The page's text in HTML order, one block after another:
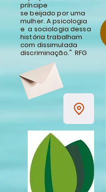
príncipe
se beijado por uma
mulher. A psicologia
ea sociologia dessa
história trabalham
com dissimulada
discriminação." RFG